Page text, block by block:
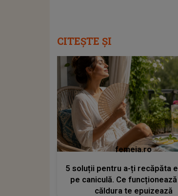
CITEȘTE ȘI
femeia.ro
5 soluții pentru a-ți recăpăta
pe caniculă. Ce
căldura te epuizează